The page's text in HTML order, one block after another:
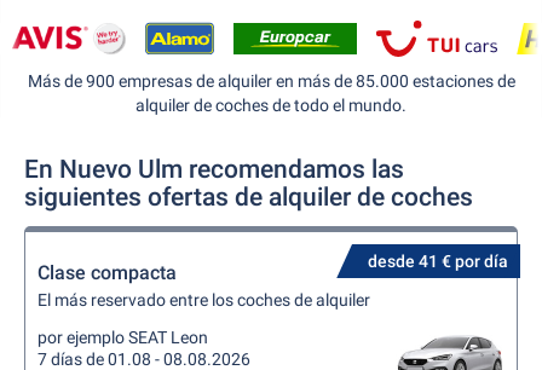
Más de 900 empresas de alquiler en más de 85.000 estaciones de
alquiler de coches de todo el mundo.
En Nuevo Ulm recomendamos las
siguientes ofertas de alquiler de coches
desde 41 € por día
Clase compacta
El más reservado entre los coches de alquiler
por ejemplo SEAT Leon
7 días de 01.08 - 08.08.2026